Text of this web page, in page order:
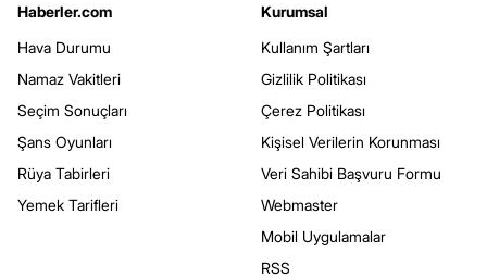
Haberler.com
Hava Durumu
Namaz Vakitleri
Seçim Sonuçları
Şans Oyunları
Rüya Tabirleri
Yemek Tarifleri
Kurumsal
Kullanım Şartları
Gizlilik Politikası
Çerez Politikası
Kişisel Verilerin Korunması
Veri Sahibi Başvuru Formu
Webmaster
Mobil Uygulamalar
RSS